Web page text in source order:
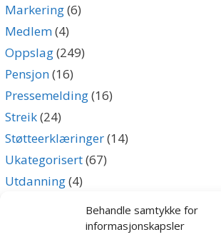
Behandle samtykke for
informasjonskapsler
Markering(6)
Medlem(4)
Oppslag(249)
Pensjon(16)
Pressemelding(16)
Streik(24)
Støtteerklæringer(14)
Ukategorisert(67)
Utdanning(4)